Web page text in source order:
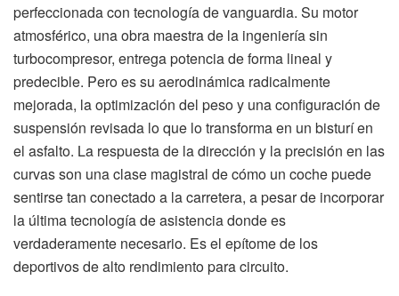
perfeccionada con tecnología de vanguardia. Su motor
atmosférico, una obra maestra de la ingeniería sin
turbocompresor, entrega potencia de forma lineal y
predecible. Pero es su aerodinámica radicalmente
mejorada, la optimización del peso y una configuración de
suspensión revisada lo que lo transforma en un bisturí en
el asfalto. La respuesta de la dirección y la precisión en las
curvas son una clase magistral de cómo un coche puede
sentirse tan conectado a la carretera, a pesar de incorporar
la última tecnología de asistencia donde es
verdaderamente necesario. Es el epítome de los
deportivos de alto rendimiento para circuito.